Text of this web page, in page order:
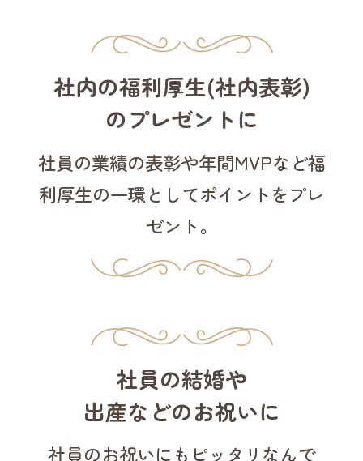
社内の福利厚生(社内表彰)
のプレゼントに
社員の業績の表彰や年間MVPなど福
利厚生の一環としてポイントをプレ
ゼント。
社員の結婚や
出産などのお祝いに
社員のお祝いにも ピッタリなんで